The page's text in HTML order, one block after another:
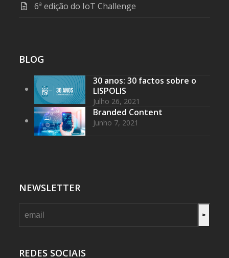
6ª edição do IoT Challenge
BLOG
30 anos: 30 factos sobre o
LISPOLIS
Julho 26, 2021
Branded Content
Junho 7, 2021
NEWSLETTER
>
REDES SOCIAIS